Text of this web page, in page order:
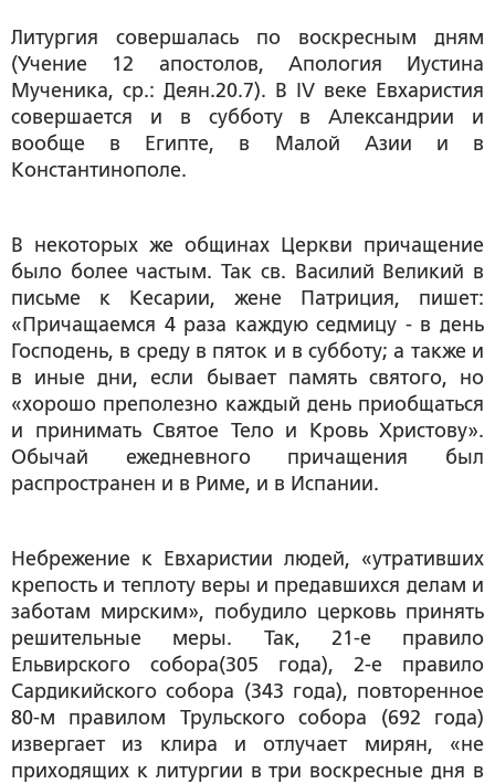
Литургия совершалась по воскресным дням
(Учение 12 апостолов, Апология Иустина
Мученика, ср.: Деян.20.7). В IV веке Евхаристия
совершается и в субботу в Александрии и
вообще в Египте, в Малой Азии и в
Константинополе.
В некоторых же общинах Церкви причащение
было более частым. Так св. Василий Великий в
письме к Кесарии, жене Патриция, пишет:
«Причащаемся 4 раза каждую седмицу - в день
Господень, в среду в пяток и в субботу; а также и
в иные дни, если бывает память святого, но
«хорошо преполезно каждый день приобщаться
и принимать Святое Тело и Кровь Христову».
Обычай ежедневного причащения был
распространен и в Риме, и в Испании.
Небрежение к Евхаристии людей, «утративших
крепость и теплоту веры и предавшихся делам и
заботам мирским», побудило церковь принять
решительные меры. Так, 21-е правило
Ельвирского собора(305 года), 2-е правило
Сардикийского собора (343 года), повторенное
80-м правилом Трульского собора (692 года)
извергает из клира и отлучает мирян, «не
приходящих к литургии в три воскресные дня в